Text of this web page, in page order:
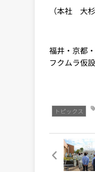
（本社 大杉
福井・京都
フクムラ仮
トピックス